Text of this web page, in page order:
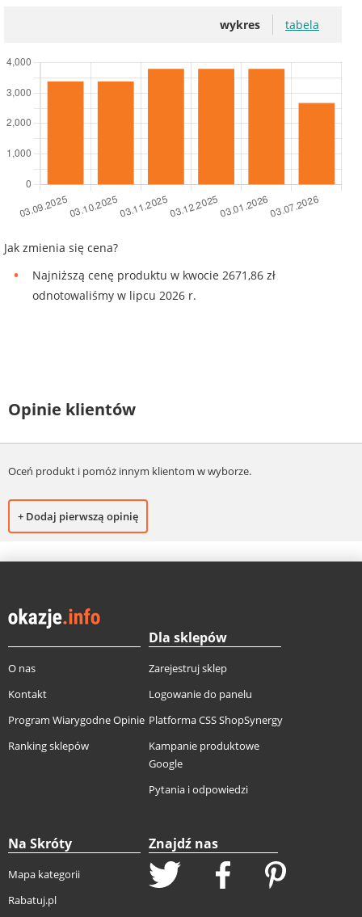
wykres tabela
Jak zmienia się cena?
Najniższą cenę produktu w kwocie 2671,86 zł
odnotowaliśmy w lipcu 2026 r.
Opinie klientów
Oceń produkt i pomóż innym klientom w wyborze.
+ Dodaj pierwszą opinię
O nas
Kontakt
Program Wiarygodne Opinie
Ranking sklepów
Dla sklepów
Zarejestruj sklep
Logowanie do panelu
Platforma CSS ShopSynergy
Kampanie produktowe
Google
Pytania i odpowiedzi
Na Skróty
Mapa kategorii
Rabatuj.pl
Znajdź nas